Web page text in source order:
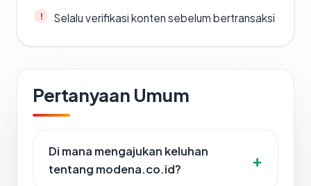
Selalu verifikasi konten sebelum bertransaksi
Pertanyaan Umum
Di mana mengajukan keluhan
tentang modena.co.id?